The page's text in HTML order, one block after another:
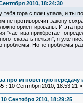
2010, 18:24:30
тебя гора с плеч упала, и ты
не противоречит закону
ориентированы. И эта
"частица приобретает
сказать нельзя", я уже
проблемы. Но не проблемы
про мгновенную
: 10 Сентября 2010, 18:53:21 »
Сентября 2010, 18:29:25